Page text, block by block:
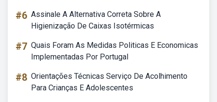
#6 Assinale A Alternativa Correta Sobre A
Higienização De Caixas Isotérmicas
#7 Quais Foram As Medidas Politicas E Economicas
Implementadas Por Portugal
#8 Orientações Técnicas Serviço De Acolhimento
Para Crianças E Adolescentes